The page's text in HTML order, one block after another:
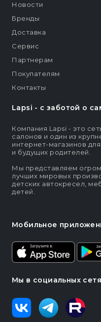
Lapsi - c заботой о
Компания Lapsi - это
салонов и один из
интернет-магазинов
и будущих родителей.
Мы представляем
лучших мировых
детских автокресел,
детей.
Мобильное
Мы в социальных
Новости
Бренды
Доставка
Сервис
Партнерам
Покупателям
Контакты